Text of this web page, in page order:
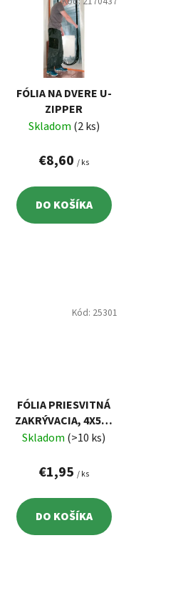
FÓLIA NA DVERE U-
ZIPPER
Skladom (2 ks)
€8,60 / ks
DO KOŠÍKA
FÓLIA PRIESVITNÁ
ZAKRÝVACIA, 4X5M,
HRÚBKA 0,018MM
Skladom (>10 ks)
€1,95 / ks
DO KOŠÍKA
Kód: 25301